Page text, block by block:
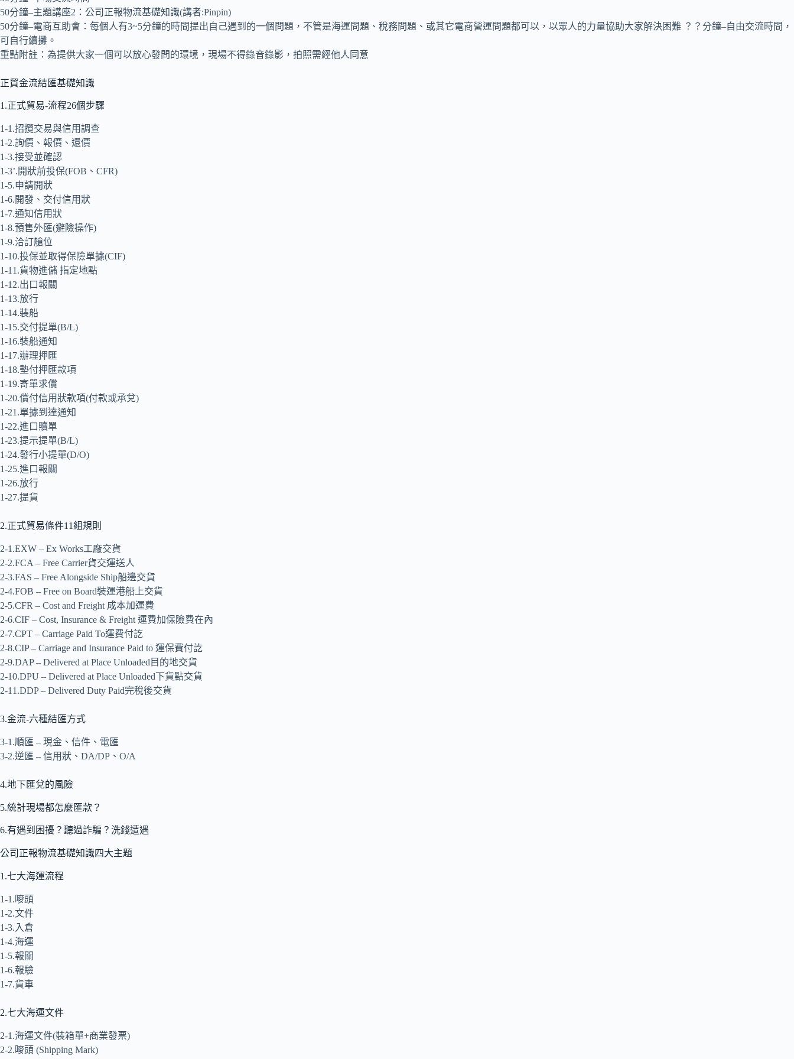
50分鐘–主題講座2：公司正報物流基礎知識(講者:Pinpin)
50分鐘–電商互助會：每個人有3~5分鐘的時間提出自己遇到的一個問題，不管是海運問題、稅務問題、或其它電商營運問題都可以，以眾人的力量協助大家解決困難 ？？分鐘–自由交流時間，
可自行續攤。
重點附註：為提供大家一個可以放心發問的環境，現場不得錄音錄影，拍照需經他人同意
正貿金流結匯基礎知識
1.正式貿易-流程26個步驟
1-1.招攬交易與信用調查
1-2.詢價、報價、還價
1-3.接受並確認
1-3’.開狀前投保(FOB、CFR)
1-5.申請開狀
1-6.開發、交付信用狀
1-7.通知信用狀
1-8.預售外匯(避險操作)
1-9.洽訂艙位
1-10.投保並取得保險單據(CIF)
1-11.貨物進儲 指定地點
1-12.出口報關
1-13.放行
1-14.裝船
1-15.交付提單(B/L)
1-16.裝船通知
1-17.辦理押匯
1-18.墊付押匯款項
1-19.寄單求償
1-20.償付信用狀款項(付款或承兌)
1-21.單據到達通知
1-22.進口贖單
1-23.提示提單(B/L)
1-24.發行小提單(D/O)
1-25.進口報關
1-26.放行
1-27.提貨
2.正式貿易條件11組規則
2-1.EXW – Ex Works工廠交貨
2-2.FCA – Free Carrier貨交運送人
2-3.FAS – Free Alongside Ship船邊交貨
2-4.FOB – Free on Board裝運港船上交貨
2-5.CFR – Cost and Freight 成本加運費
2-6.CIF – Cost, Insurance & Freight 運費加保險費在內
2-7.CPT – Carriage Paid To運費付訖
2-8.CIP – Carriage and Insurance Paid to 運保費付訖
2-9.DAP – Delivered at Place Unloaded目的地交貨
2-10.DPU – Delivered at Place Unloaded下貨點交貨
2-11.DDP – Delivered Duty Paid完稅後交貨
3.金流-六種結匯方式
3-1.順匯 – 現金、信件、電匯
3-2.逆匯 – 信用狀、DA/DP、O/A
4.地下匯兌的風險
5.統計現場都怎麼匯款？
6.有遇到困擾？聽過詐騙？洗錢遭遇
公司正報物流基礎知識四大主題
1.七大海運流程
1-1.嘜頭
1-2.文件
1-3.入倉
1-4.海運
1-5.報關
1-6.報驗
1-7.貨車
2.七大海運文件
2-1.海運文件(裝箱單+商業發票)
2-2.嘜頭 (Shipping Mark)